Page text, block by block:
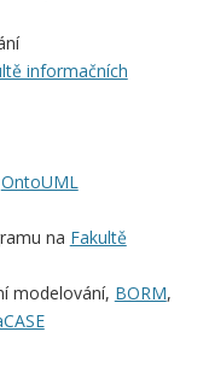
informačních
OntoUML
na Fakultě
modelování, BORM,